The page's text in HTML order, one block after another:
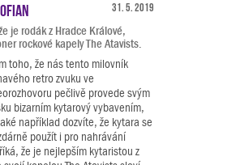
31. 5. 2019
je rodák z Hradce Králové,
rockové kapely The Atavists.
toho, že nás tento milovník
retro zvuku ve
pečlivě provede svým
bizarním kytarový vybavením,
například dozvíte, že kytara se
použít i pro nahrávání
že je nejlepším kytaristou z